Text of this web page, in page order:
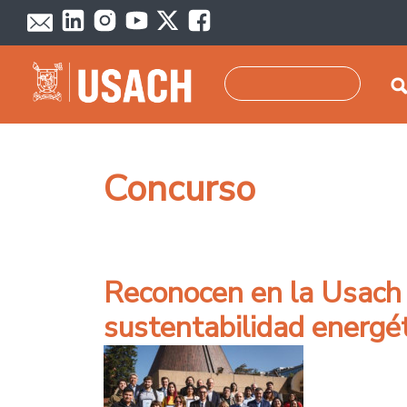
Pasar al contenido principal
Concurso
Reconocen en la
sustentabilidad